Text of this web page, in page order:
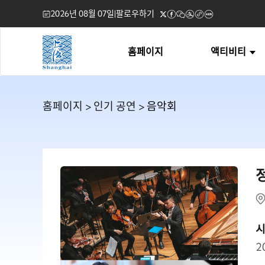
2026년 08월 07일|팔로우하기
홈페이지 액티비티
홈페이지 > 인기 공연 > 음악회